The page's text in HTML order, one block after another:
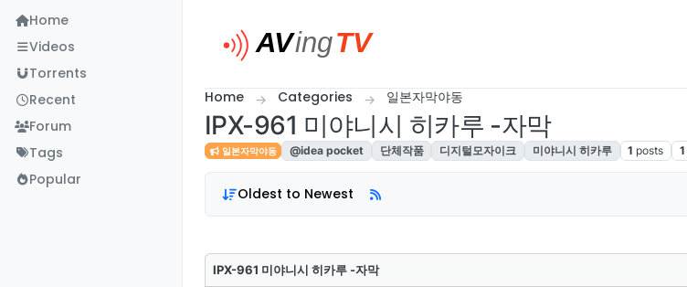
Home
Videos
Torrents
Recent
Forum
Tags
Popular
Home Categories 일본자막야동
IPX-961 미야니시 히카루 -자막
일본자막야동 @idea pocket 단체작품 디지털모자이크 미야니시 히카루 1 posts 1
Oldest to Newest
IPX-961 미야니시 히카루 -자막